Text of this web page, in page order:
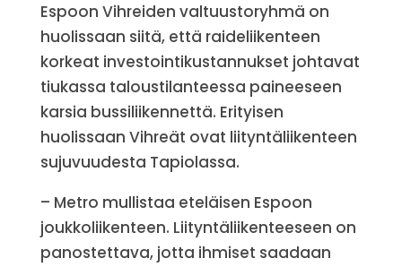
Espoon Vihreiden valtuustoryhmä on
huolissaan siitä, että raideliikenteen
korkeat investointikustannukset johtavat
tiukassa taloustilanteessa paineeseen
karsia bussiliikennettä. Erityisen
huolissaan Vihreät ovat liityntäliikenteen
sujuvuudesta Tapiolassa.
– Metro mullistaa eteläisen Espoon
joukkoliikenteen. Liityntäliikenteeseen on
panostettava, jotta ihmiset saadaan